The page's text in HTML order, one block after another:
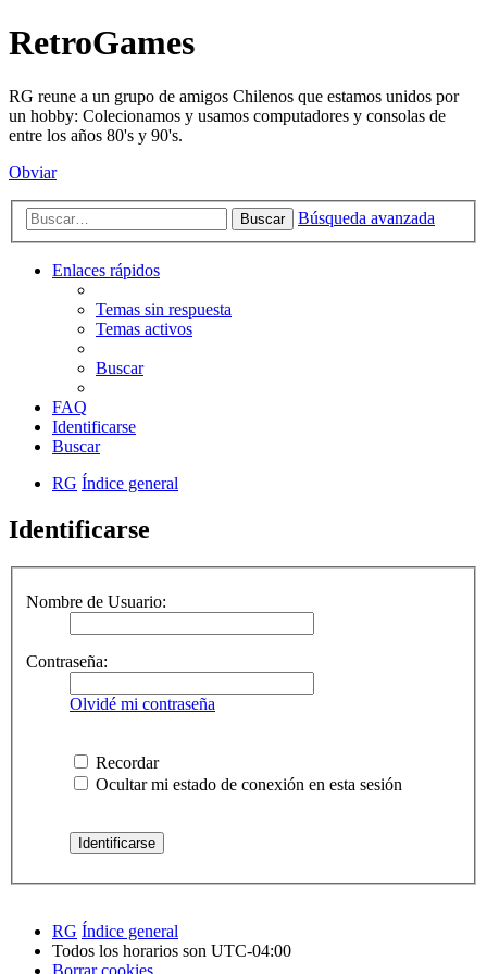
RetroGames
RG reune a un grupo de amigos Chilenos que estamos unidos por
un hobby: Colecionamos y usamos computadores y consolas de
entre los años 80's y 90's.
Obviar
Buscar Búsqueda avanzada
Enlaces rápidos
Temas sin respuesta
Temas activos
Buscar
FAQ
Identificarse
Buscar
RG Índice general
Identificarse
Nombre de Usuario:
Contraseña:
Olvidé mi contraseña
Recordar
Ocultar mi estado de conexión en esta sesión
RG Índice general
Todos los horarios son UTC-04:00
Borrar cookies